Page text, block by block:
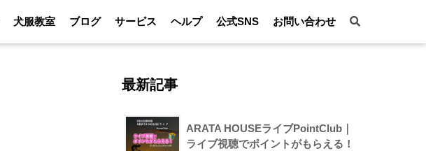
犬服教室 ブログ サービス ヘルプ 公式SNS お問い合わせ
最新記事
ARATA HOUSEライブPointClub｜
ライブ視聴でポイントがもらえる！